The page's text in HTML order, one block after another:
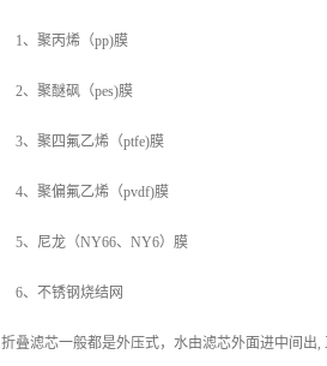
1、聚丙烯（pp)膜
2、聚醚砜（pes)膜
3、聚四氟乙烯（ptfe)膜
4、聚偏氟乙烯（pvdf)膜
5、尼龙（NY66、NY6）膜
6、不锈钢烧结网
折叠滤芯一般都是外压式，水由滤芯外面进中间